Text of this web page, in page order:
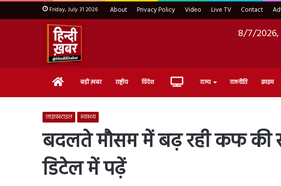
Friday, July 31 2026 About Privacy Policy Video Live TV Contact
8/7/2026,
Home बड़ी ख़बर राष्ट्रीय विदेश Live राज्य राजनीति क्राइम
लाइफ़स्टाइल स्वास्थ्य
बदलते मौसम में बढ़ रही कफ की
डिटेल में पढ़ें